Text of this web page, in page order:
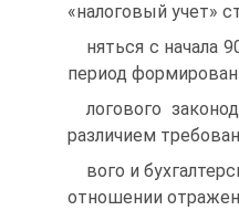
«налоговый учет»
няться с начала
период
логового
различием
вого и
отношении